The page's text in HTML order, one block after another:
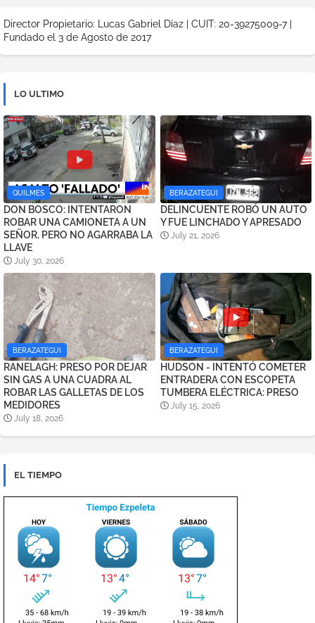
Director Propietario: Lucas Gabriel Díaz | CUIT: 20-39275009-7 |
Fundado el 3 de Agosto de 2017
LO ULTIMO
QUILMES
DON BOSCO: INTENTARON
ROBAR UNA CAMIONETA A UN
SEÑOR, PERO NO AGARRABA LA
LLAVE
July 30, 2026
BERAZATEGUI
DELINCUENTE ROBÓ UN AUTO
Y FUE LINCHADO Y APRESADO
July 21, 2026
BERAZATEGUI
RANELAGH: PRESO POR DEJAR
SIN GAS A UNA CUADRA AL
ROBAR LAS GALLETAS DE LOS
MEDIDORES
July 18, 2026
BERAZATEGUI
HUDSON - INTENTÓ COMETER
ENTRADERA CON ESCOPETA
TUMBERA ELÉCTRICA: PRESO
July 15, 2026
EL TIEMPO